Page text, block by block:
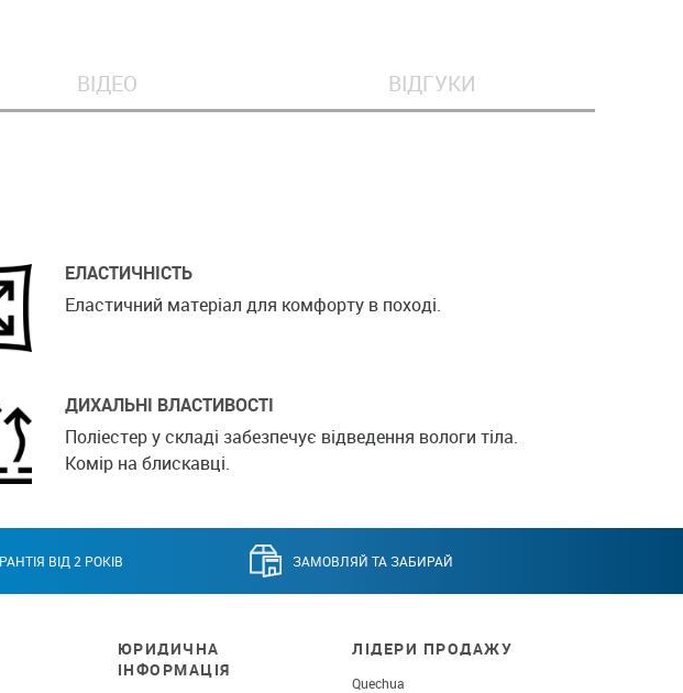
ВІДЕО ВІДГУКИ
ЕЛАСТИЧНІСТЬ
Еластичний матеріал для комфорту в поході.
ДИХАЛЬНІ ВЛАСТИВОСТІ
Поліестер у складі забезпечує відведення вологи тіла.
Комір на блискавці.
ВІД 2 РОКІВ ЗАМОВЛЯЙ ТА ЗАБИРАЙ
ЮРИДИЧНА
ІНФОРМАЦІЯ
ЛІДЕРИ ПРОДАЖУ
Quechua